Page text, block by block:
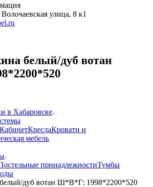
улица, 8 к1
белый/дуб вотан
в Хабаровске
КабинетКреслаКровати и
мебель
принадлежностиТумбы
дуб вотан Ш*В*Г: 1998*2200*520